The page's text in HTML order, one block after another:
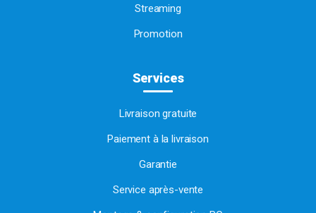
Streaming
Promotion
Services
Livraison gratuite
Paiement à la livraison
Garantie
Service après-vente